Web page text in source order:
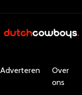
Adverteren
Over
ons